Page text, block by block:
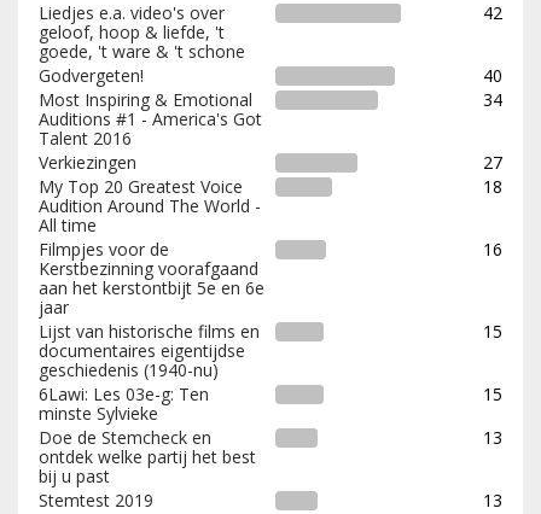
Liedjes e.a. video's over
geloof, hoop & liefde, 't
goede, 't ware & 't schone
42
Godvergeten!
40
Most Inspiring & Emotional
Auditions #1 - America's Got
Talent 2016
34
Verkiezingen
27
My Top 20 Greatest Voice
Audition Around The World -
All time
18
Filmpjes voor de
Kerstbezinning voorafgaand
aan het kerstontbijt 5e en 6e
jaar
16
Lijst van historische films en
documentaires eigentijdse
geschiedenis (1940-nu)
15
6Lawi: Les 03e-g: Ten
minste Sylvieke
15
Doe de Stemcheck en
ontdek welke partij het best
bij u past
13
Stemtest 2019 13